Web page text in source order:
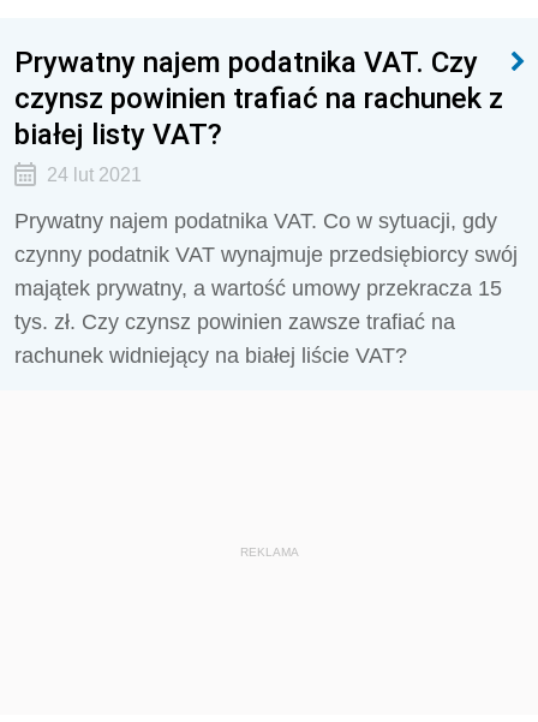
Prywatny najem podatnika VAT. Czy
czynsz powinien trafiać na rachunek z
białej listy VAT?
24 lut 2021
Prywatny najem podatnika VAT. Co w sytuacji, gdy
czynny podatnik VAT wynajmuje przedsiębiorcy swój
majątek prywatny, a wartość umowy przekracza 15
tys. zł. Czy czynsz powinien zawsze trafiać na
rachunek widniejący na białej liście VAT?
REKLAMA